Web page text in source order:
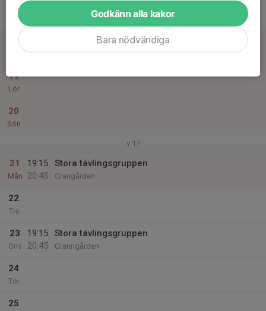
17
Tor
19
Lör
20
Sön
v.17
21
Mån
19:15
20:45
Stora tävlingsgruppen
Grangården
22
Tis
23
Ons
19:15
20:45
Stora tävlingsgruppen
Granngården
24
Tor
25
Godkänn alla kakor
Bara nödvändiga